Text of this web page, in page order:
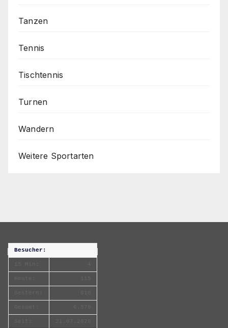
Tanzen
Tennis
Tischtennis
Turnen
Wandern
Weitere Sportarten
Besucher: